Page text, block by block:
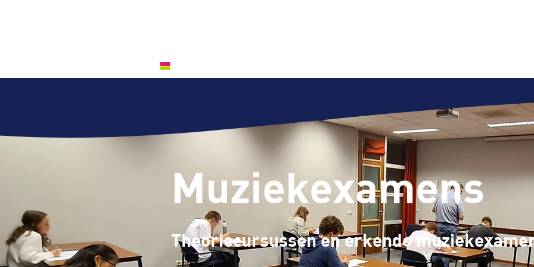
Muziekexamens
Theoriecursussen en erkende